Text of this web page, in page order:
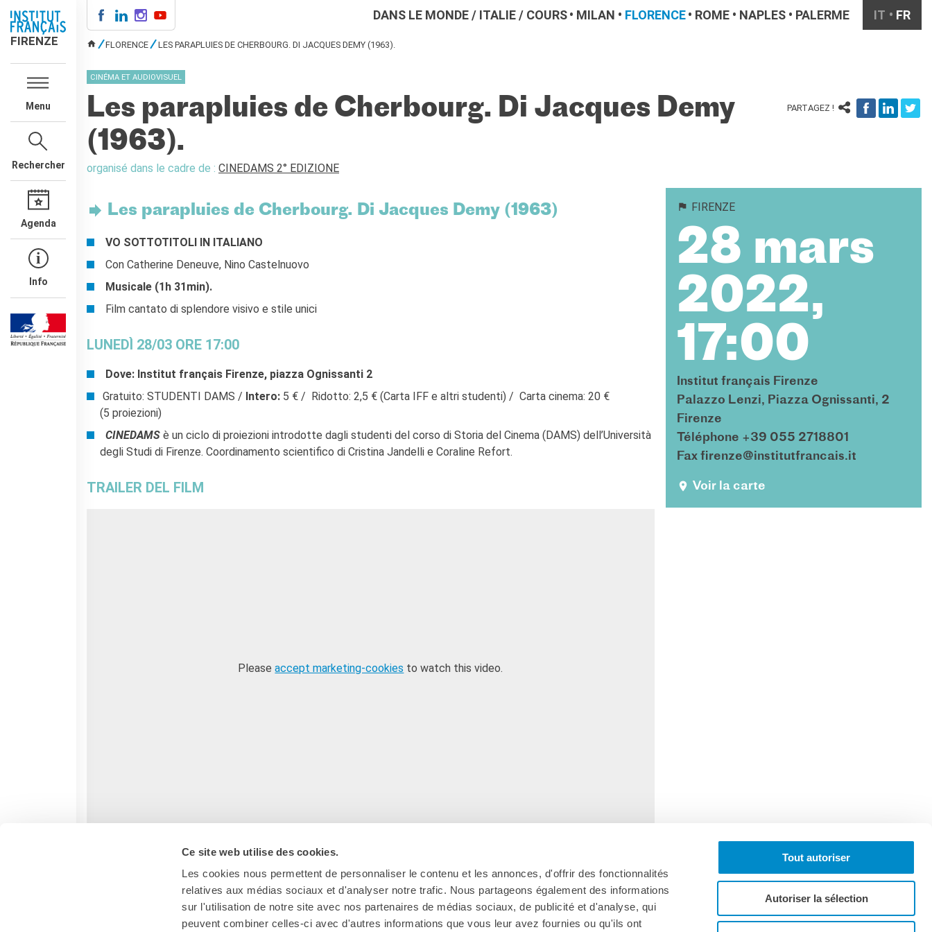
Ce site web utilise des cookies.
Les cookies nous permettent de personnaliser le contenu et les annonces, d'offrir des fonctionnalités
relatives aux médias sociaux et d'analyser notre trafic. Nous partageons également des informations
sur l'utilisation de notre site avec nos partenaires de médias sociaux, de publicité et d'analyse, qui
peuvent combiner celles-ci avec d'autres informations que vous leur avez fournies ou qu'ils ont
Tout autoriser
Autoriser la sélection
FIRENZE
Menu
Rechercher
Agenda
Info
FIRENZE
QUI SOMMES-NOUS
Directeur
Contatti
La "Carta" dell'IFF
Partner / Mécènes
Demande de stage/Lavorare
con noi
Informativa privacy
Cinema in versione
COURS DE FRANÇAIS
Frantastique
STUDIARE IN FRANCIA
ACPF - COOPERAZIONE
EDUCATIVA
Risorse per i docenti di
ARCHIVIO
ATTIVITÀ PER LE SCUOLE
DANS LE MONDE/ ITALIE/ COURS MILAN FLORENCE ROME NAPLES PALERME IT FR
FLORENCE LES PARAPLUIES DE CHERBOURG. DI JACQUES DEMY (1963).
CINÉMA ET AUDIOVISUEL
Les parapluies de Cherbourg. Di Jacques Demy
(1963).
PARTAGEZ !
organisé dans le cadre de : CINEDAMS 2° EDIZIONE
Les parapluies de Cherbourg. Di Jacques Demy (1963)
VO SOTTOTITOLI IN ITALIANO
Con Catherine Deneuve, Nino Castelnuovo
Musicale (1h 31min).
Film cantato di splendore visivo e stile unici
LUNEDÌ 28/03 ORE 17:00
Dove: Institut français Firenze, piazza Ognissanti 2
Gratuito: STUDENTI DAMS / Intero: 5 € / Ridotto: 2,5 € (Carta IFF e altri studenti) / Carta cinema: 20 €
(5 proiezioni)
CINEDAMS è un ciclo di proiezioni introdotte dagli studenti del corso di Storia del Cinema (DAMS) dell’Università
degli Studi di Firenze. Coordinamento scientifico di Cristina Jandelli e Coraline Refort.
​TRAILER DEL FILM
Pleaseaccept marketing-cookies to watch this video.
FIRENZE
28 mars
2022,
17:00
Institut français Firenze
Palazzo Lenzi, Piazza Ognissanti, 2
Firenze
Téléphone +39 055 2718801
Fax firenze@institutfrancais.it
Voir la carte
Abonnez-vous à la lettre d'informations